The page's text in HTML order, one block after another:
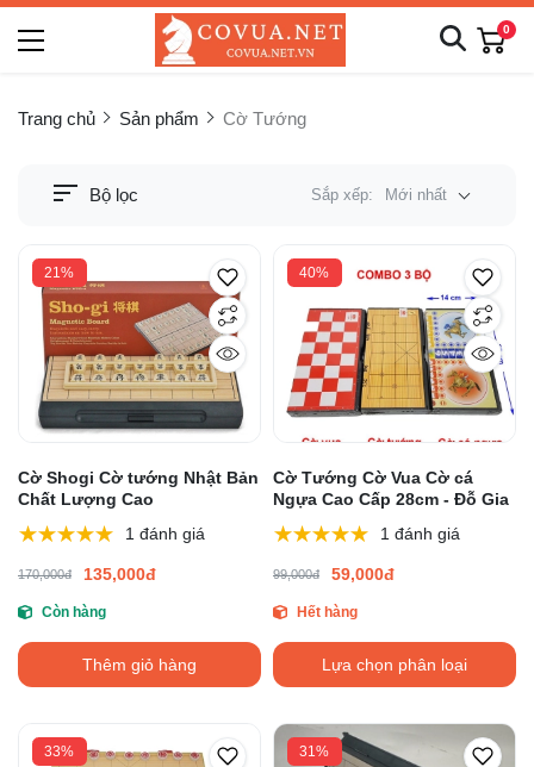
0
Trang chủ Sản phẩm Cờ Tướng
Bộ lọc Sắp xếp: Mới nhất
21%
Cờ Shogi Cờ tướng Nhật Bản
Chất Lượng Cao
1 đánh giá
170,000đ 135,000đ
Còn hàng
Thêm giỏ hàng
40%
Cờ Tướng Cờ Vua Cờ cá
Ngựa Cao Cấp 28cm - Đỗ Gia
1 đánh giá
99,000đ 59,000đ
Hết hàng
Lựa chọn phân loại
33% 31%